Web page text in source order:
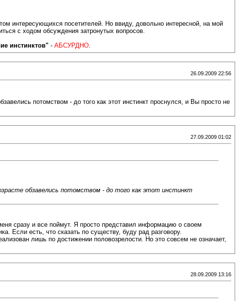
интересующихся посетителей. Но ввиду, довольно интересной, на мой
с ходом обсуждения затронутых вопросов.
инстинктов" - АБСУРДНО.
26.09.2009 22:56
потомством - до того как этот инстинкт проснулся, и Вы просто не
27.09.2009 01:02
обзавелись потомством - до того как этот инстинкт
сразу и все поймут. Я просто представил информацию о своем
Если есть, что сказать по существу, буду рад разговору.
лишь по достижении половозрелости. Но это совсем не означает,
28.09.2009 13:16